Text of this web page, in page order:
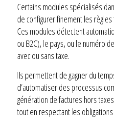
Certains modules spécialisés
de configurer finement les
Ces modules détectent
ou B2C), le pays, ou le numéro
avec ou sans taxe.
Ils permettent de gagner du
d’automatiser des processus
génération de factures hors
tout en respectant les